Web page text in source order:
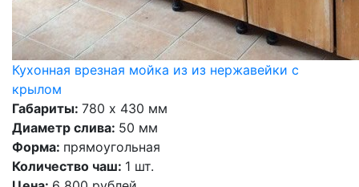
Кухонная врезная мойка из из нержавейки с
крылом
Габариты: 780 х 430 мм
Диаметр слива: 50 мм
Форма: прямоугольная
Количество чаш: 1 шт.